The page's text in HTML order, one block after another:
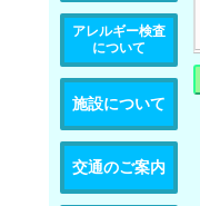
アレルギー検査
について
施設について
交通のご案内